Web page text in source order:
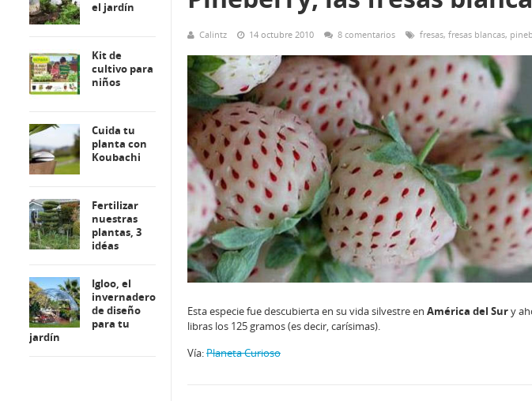
Calintz 14 octubre 2010 8 comentarios fresas, fresas blancas,
Esta especie fue descubierta en su vida silvestre en América del Sury
libras los 125 gramos (es decir, carísimas).
Vía:Planeta Curioso
el jardín
Kit de
cultivo para
niños
Cuida tu
planta con
Koubachi
Fertilizar
nuestras
plantas, 3
idéas
Igloo, el
invernadero
de diseño
para tu
jardín